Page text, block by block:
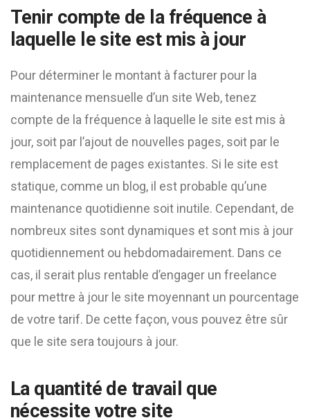
Tenir compte de la fréquence à
laquelle le site est mis à jour
Pour déterminer le montant à facturer pour la
maintenance mensuelle d’un site Web, tenez
compte de la fréquence à laquelle le site est mis à
jour, soit par l’ajout de nouvelles pages, soit par le
remplacement de pages existantes. Si le site est
statique, comme un blog, il est probable qu’une
maintenance quotidienne soit inutile. Cependant, de
nombreux sites sont dynamiques et sont mis à jour
quotidiennement ou hebdomadairement. Dans ce
cas, il serait plus rentable d’engager un freelance
pour mettre à jour le site moyennant un pourcentage
de votre tarif. De cette façon, vous pouvez être sûr
que le site sera toujours à jour.
La quantité de travail que
nécessite votre site